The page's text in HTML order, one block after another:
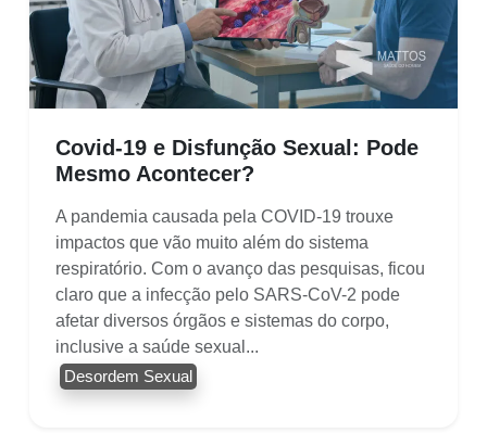
Covid-19 e Disfunção Sexual: Pode
Mesmo Acontecer?
A pandemia causada pela COVID-19 trouxe
impactos que vão muito além do sistema
respiratório. Com o avanço das pesquisas, ficou
claro que a infecção pelo SARS-CoV-2 pode
afetar diversos órgãos e sistemas do corpo,
inclusive a saúde sexual...
Desordem Sexual